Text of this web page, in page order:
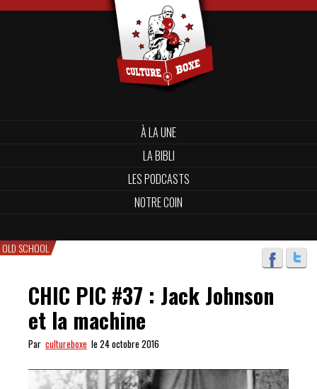
À LA UNE
LA BIBLI
LES PODCASTS
NOTRE COIN
OLD SCHOOL
CHIC PIC #37 : Jack Johnson
et la machine
Par cultureboxe le 24 octobre 2016